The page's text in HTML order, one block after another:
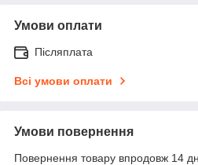
Умови оплати
Післяплата
Всі умови оплати
Умови повернення
Повернення товару впродовж 14